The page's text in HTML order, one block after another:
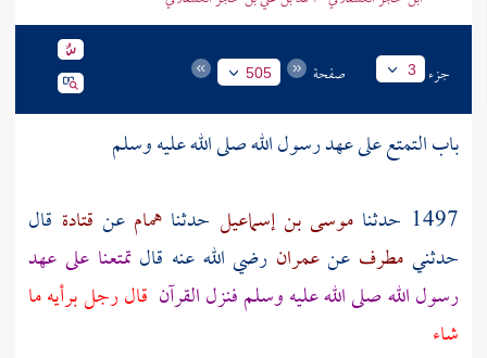
جزء 3 صفحة 505
باب التمتع على عهد رسول الله صلى الله عليه وسلم
1497 حدثنا
موسى بن إسماعيل حدثنا همامعن قتادة قال
حدثني مطرف عنعمران رضي الله عنه قالتمتعنا على عهد
رسول الله صلى الله عليه وسلم فنزل القرآن قال رجل برأيه ما
شاء